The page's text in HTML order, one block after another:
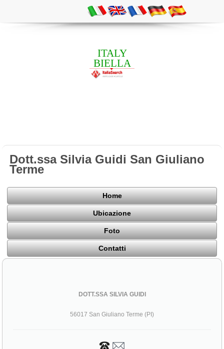
ITALY
BIELLA
Dott.ssa Silvia Guidi San Giuliano
Terme
Home
Ubicazione
Foto
Contatti
DOTT.SSA SILVIA GUIDI
56017 San Giuliano Terme (PI)